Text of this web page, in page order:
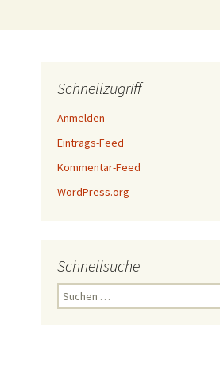
Schnellzugriff
Anmelden
Eintrags-Feed
Kommentar-Feed
WordPress.org
Schnellsuche
Suchen
nach: